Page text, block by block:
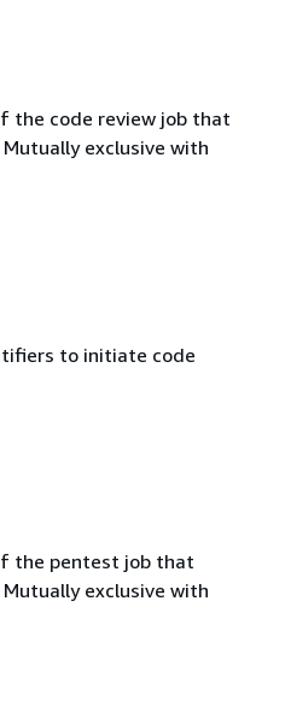
the code review job that
exclusive with
to initiate code
the pentest job that
exclusive with